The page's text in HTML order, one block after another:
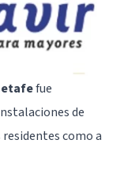
fue
de
como a